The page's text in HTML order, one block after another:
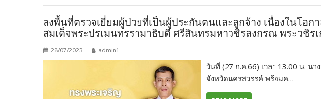
ลงพื้นที่ตรวจเยี่ยมผู้ป่วยที่เป็นผู้ประกันตนและลูกจ้าง เนื่องในโอก
สมเด็จพระปรเมนทรรามาธิบดี ศรีสินทรมหาวชิรลงกรณ พระวชิรเ
28/07/2023 admin1
วันที่ (27 ก.ค.66) เวลา 13.00 น. นา
จังหวัดนครสวรรค์ พร้อมค…